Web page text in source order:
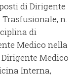
di Dirigente
n.
di
Medico nella
Medico
Interna,